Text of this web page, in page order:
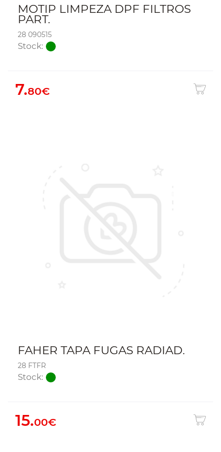
MOTIP LIMPEZA DPF FILTROS
PART.
28 090515
Stock:
7.80€
FAHER TAPA FUGAS RADIAD.
28 FTFR
Stock:
15.00€